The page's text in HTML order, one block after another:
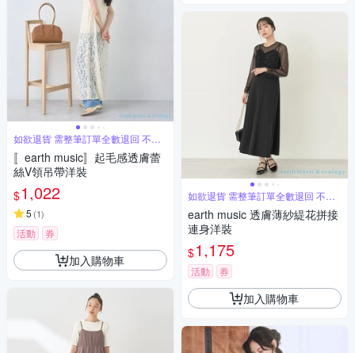
如欲退貨 需整筆訂單全數退回 不能
單退
〚earth music〛起毛感透膚蕾
絲V領吊帶洋裝
$1,022
5 (1)
活動 券
加入購物車
如欲退貨 需整筆訂單全數退回 不能
單退
earth music 透膚薄紗緹花拼接
連身洋裝
$1,175
活動 券
加入購物車